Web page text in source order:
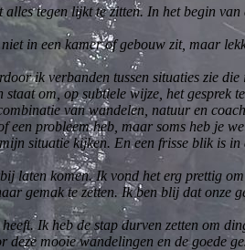
tegen lijkt te zitten. In het begin
in een kamer of gebouw zit, maar
ik verbanden tussen situaties zie
om, op subtiele wijze, het gesprek
van wandelen, natuur en
probleem heb, maar soms heb je
situatie kijken. En een frisse blik is in
laten komen. Ik vond het erg prettig
gemak te zetten. Ik ben blij dat onze
Ik heb de stap durven zetten om
deze mooie wandelingen en de goede